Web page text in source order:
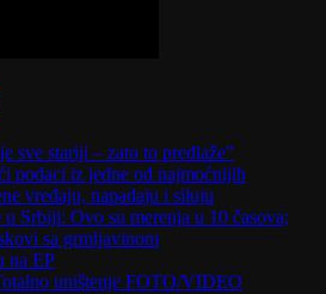
sve stariji – zato to predlaže"
podaci iz jedne od najmoćnijih
vređaju, napadaju i siluju
u Srbiji: Ovo su merenja u 10 časova;
sa grmljavinom
na EP
uništenje FOTO/VIDEO